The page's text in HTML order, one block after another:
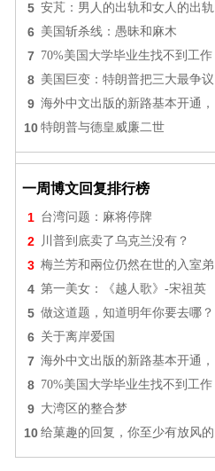
5 安芃：男人的出轨和女人的出轨
6 美国斩杀线：愚昧和麻木
7 70%美国大学毕业生找不到工作
8 美国巨变：特朗普把三大最争议
9 海外中文出版的新路基本开通，
10 特朗普与德皇威廉二世
一周博文回复排行榜
1 台湾问题：麻将停牌
2 川普到底卖了乌克兰没有？
3 梅兰芳和兩位仍然在世的入室弟
4 第一美女：《越人歌》-宋祖英
5 做这道题，知道明年你要去哪？
6 关于离岸爱国
7 海外中文出版的新路基本开通，
8 70%美国大学毕业生找不到工作
9 大湾区的整合梦
10 给菓趣的回复，你至少有放风的